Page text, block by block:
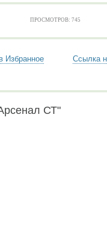
ПРОСМОТРОВ: 745
Избранное Ссылка
СТ"